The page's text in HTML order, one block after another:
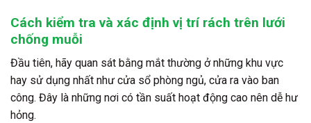
Cách kiểm tra và xác định vị trí rách trên lưới
chống muỗi
Đầu tiên, hãy quan sát bằng mắt thường ở những khu vực
hay sử dụng nhất như cửa sổ phòng ngủ, cửa ra vào ban
công. Đây là những nơi có tần suất hoạt động cao nên dễ hư
hỏng.